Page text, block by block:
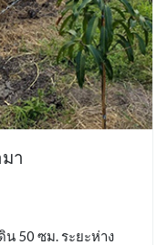
า
น 50 ซม. ระยะห่าง